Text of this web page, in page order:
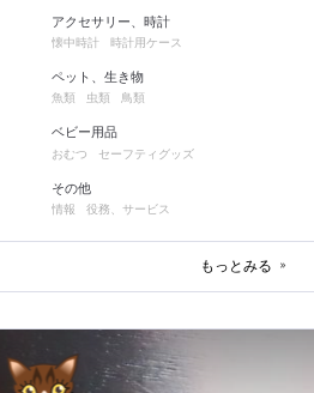
アクセサリー、時計
懐中時計 時計用ケース
ペット、生き物
魚類 虫類 鳥類
ベビー用品
おむつ セーフティグッズ
その他
情報 役務、サービス
もっとみる